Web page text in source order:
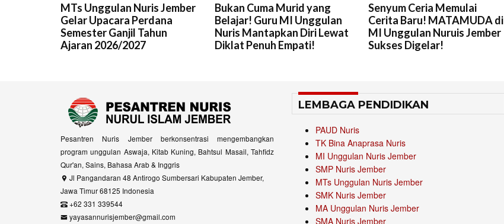
MTs Unggulan Nuris Jember
Gelar Upacara Perdana
Semester Ganjil Tahun
Ajaran 2026/2027
Bukan Cuma Murid yang
Belajar! Guru MI Unggulan
Nuris Mantapkan Diri Lewat
Diklat Penuh Empati!
Senyum Ceria Memulai
Cerita Baru! MATAMUDA di
MI Unggulan Nuruis Jember
Sukses Digelar!
Pesantren Nuris Jember berkonsentrasi mengembangkan
program unggulan Aswaja, Kitab Kuning, Bahtsul Masail, Tahfidz
Qur'an, Sains, Bahasa Arab & Inggris
Jl Pangandaran 48 Antirogo Sumbersari Kabupaten Jember,
Jawa Timur 68125 Indonesia
+62 331 339544
yayasannurisjember@gmail.com
LEMBAGA PENDIDIKAN
PAUD Nuris
TK Bina Anaprasa Nuris
MI Unggulan Nuris Jember
SMP Nuris Jember
MTs Unggulan Nuris Jember
SMK Nuris Jember
MA Unggulan Nuris Jember
SMA Nuris Jember